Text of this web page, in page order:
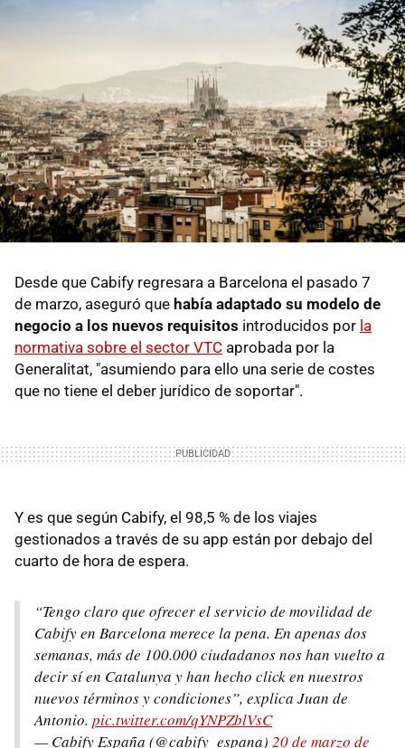
Desde que Cabify regresara a Barcelona el pasado 7
de marzo, aseguró que había adaptado su modelo de
negocio a los nuevos requisitos introducidos por la
normativa sobre el sector VTC aprobada por la
Generalitat, "asumiendo para ello una serie de costes
que no tiene el deber jurídico de soportar".
Y es que según Cabify, el 98,5 % de los viajes
gestionados a través de su app están por debajo del
cuarto de hora de espera.
“Tengo claro que ofrecer el servicio de movilidad de
Cabify en Barcelona merece la pena. En apenas dos
semanas, más de 100.000 ciudadanos nos han vuelto a
decir sí en Catalunya y han hecho click en nuestros
nuevos términos y condiciones”, explica Juan de
Antonio. pic.twitter.com/qYNPZblVsC
— Cabify España (@cabify_espana) 20 de marzo de